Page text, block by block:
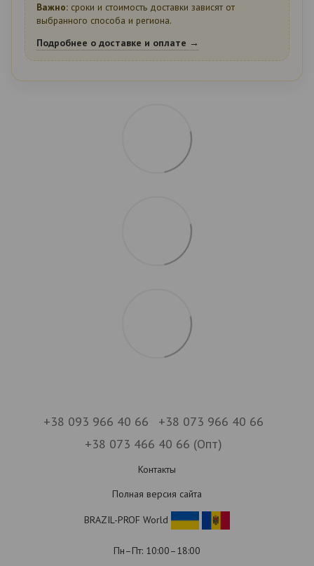
Важно: сроки и стоимость доставки зависят от
выбранного способа и региона.
Подробнее о доставке и оплате →
+38 093 966 40 66
+38 073 966 40 66
+38 073 466 40 66 (Опт)
Контакты
Полная версия сайта
BRAZIL-PROF World
Пн–Пт: 10:00–18:00